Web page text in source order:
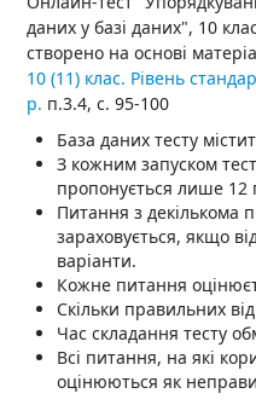
даних у базі даних", 10
створено на основі
10 (11) клас. Рівень
р. п.3.4, с. 95-100
База даних тесту
З кожним запуском
пропонується лише 12
Питання з декількома
зараховується, якщо
варіанти.
Кожне питання
Скільки правильних
Час складання тесту
Всі питання, на які
оцінюються як